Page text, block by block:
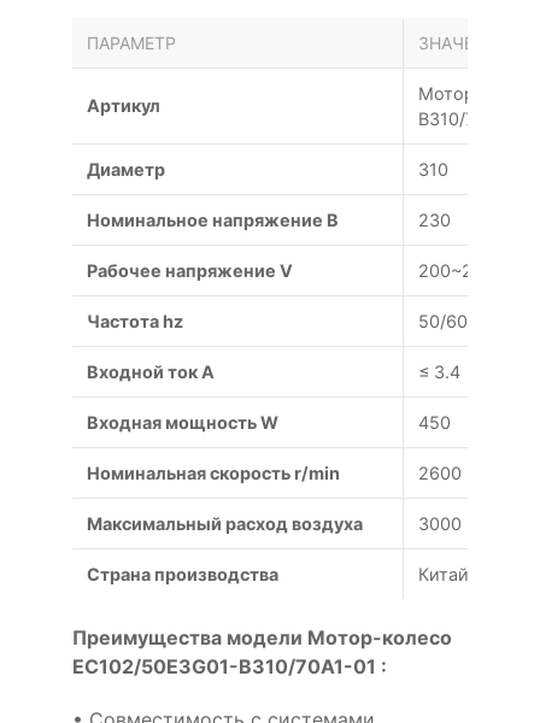
ПАРАМЕТР ЗНАЧЕНИЕ
Артикул
Мотор-
B310/70A1-01
Диамeтр 310
Номинальное напряжение В 230
Рабочее напряжение V 200~277
Частота hz 50/60
Входной ток A ≤ 3.4
Входная мощность W 450
Номинальная скорость r/min 2600
Максимальный расход воздуха 3000
Страна производства Китай
Преимущества модели Мотор-колесо
EC102/50E3G01-B310/70A1-01 :